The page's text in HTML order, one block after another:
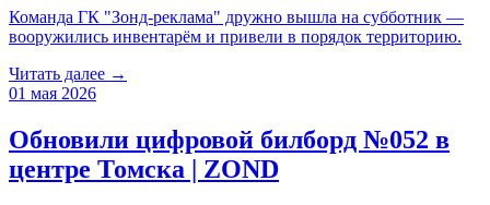
Команда ГК "Зонд-реклама" дружно вышла на субботник —
вооружились инвентарём и привели в порядок территорию.
Читать далее →
01 мая 2026
Обновили цифровой билборд №052 в
центре Томска | ZOND